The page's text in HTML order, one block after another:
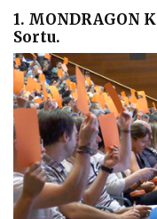
1. MONDRAGON
Sortu.